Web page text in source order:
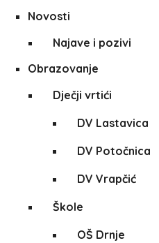
Novosti
Najave i pozivi
Obrazovanje
Dječji vrtići
DV Lastavica
DV Potočnica
DV Vrapčić
Škole
OŠ Drnje